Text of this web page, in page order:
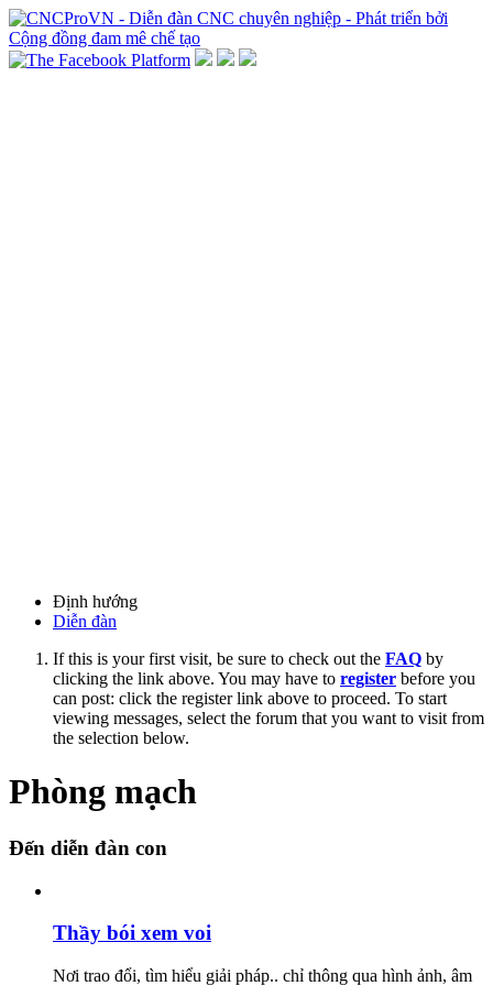
Định hướng
Diễn đàn
If this is your first visit, be sure to check out the FAQ by
clicking the link above. You may have to register before you
can post: click the register link above to proceed. To start
viewing messages, select the forum that you want to visit from
the selection below.
Phòng mạch
Đến diễn đàn con
Thầy bói xem voi
Nơi trao đổi, tìm hiểu giải pháp.. chỉ thông qua hình ảnh, âm